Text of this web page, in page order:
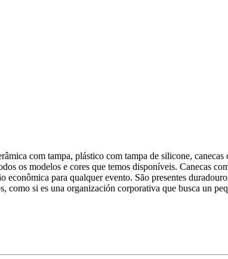
com tampa, plástico com tampa de silicone,
os modelos e cores que temos disponíveis. Canecas
para qualquer evento. São presentes
como si es una organización corporativa que busca un